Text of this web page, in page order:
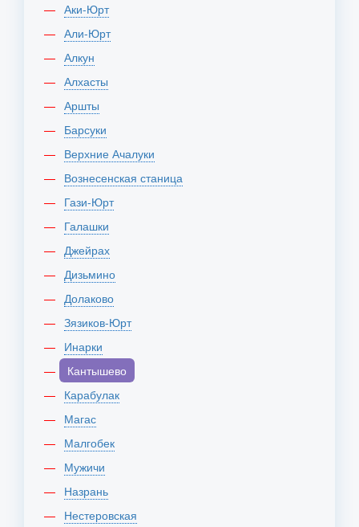
Аки-Юрт
Али-Юрт
Алкун
Алхасты
Аршты
Барсуки
Верхние Ачалуки
Вознесенская станица
Гази-Юрт
Галашки
Джейрах
Дизьмино
Долаково
Зязиков-Юрт
Инарки
Кантышево
Карабулак
Магас
Малгобек
Мужичи
Назрань
Нестеровская